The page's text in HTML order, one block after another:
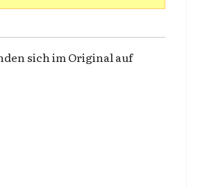
sich im Original auf